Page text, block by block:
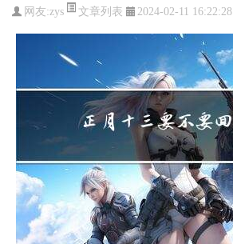
网友:zys 文章列表 2024-02-11 16:22:28